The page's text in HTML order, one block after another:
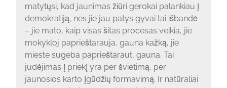
matytųsi, kad jaunimas žiūri gerokai palankiau į
demokratiją, nes jie jau patys gyvai tai išbandė
– jie mato, kaip visas šitas procesas veikia, jie
mokykloj paprieštarauja, gauna kažką, jie
mieste sugeba paprieštaraut, gauna. Tai
judėjimas į priekį yra per švietimą, per
jaunosios karto įgūdžių formavimą. Ir natūraliai